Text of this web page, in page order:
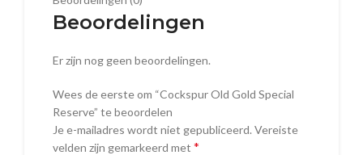
Beoordelingen
Er zijn nog geen beoordelingen.
Wees de eerste om “Cockspur Old Gold Special
Reserve” te beoordelen
Je e-mailadres wordt niet gepubliceerd. Vereiste
velden zijn gemarkeerd met *